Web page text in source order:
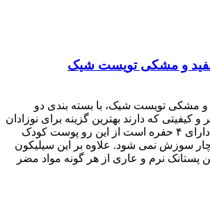
سفید و مشکی تویست شیک، با بسته بندی دو
که دارند بهترین گزینه برای نوزادان
شماست. این پستانک دارای ۴ حفره است از این رو پوست کودک
سوزش نمی شود. علاوه بر این سیلیکون
پستانک نرم و عاری از هر گونه مواد مضر